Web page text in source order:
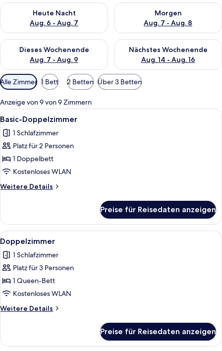
Heute Nacht
Aug. 6 - Aug. 7
Überprüfe die Verfügbarkeit für heute Nacht, Aug. 6 - Aug. 7.
Morgen
Aug. 7 - Aug. 8
Überprüfe die Verfügbarkeit
Dieses Wochenende
Aug. 7 - Aug. 9
Überprüfe die Verfügbarkeit für dieses Wochenende, Aug. 7
Nächstes Wochenende
Aug. 14 - Aug. 16
Überprüfe die Verfügbarkeit
Verfügbare
Filter
für
Zimmer
Alle Zimmer 1 Bett 2 Betten Über 3 Betten
Anzeige von 9 von 9 Zimmern
Alle
Fotos
für
Basic-
Doppelzimmer
anzeigen
Ein Hotelzimmer mit Bett, Sessel,
5
Basic-Doppelzimmer
1 Schlafzimmer
Platz für 2 Personen
1 Doppelbett
Kostenloses WLAN
Weitere Details
Weitere
Doppelzimmer
Preise für Reisedaten anzeigen
Alle
Fotos
für
Doppelzimmer
anzeigen
Ein Hotelzimmer mit einem großen
8
Doppelzimmer
1 Schlafzimmer
Platz für 3 Personen
1 Queen-Bett
Kostenloses WLAN
Weitere Details
Weitere
Preise für Reisedaten anzeigen